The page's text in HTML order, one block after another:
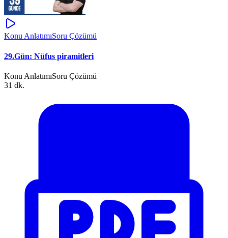
Konu AnlatımıSoru Çözümü
29.Gün: Nüfus piramitleri
Konu AnlatımıSoru Çözümü
31 dk.